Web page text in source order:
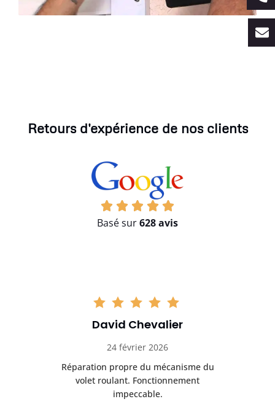
Retours d'expérience de nos clients
Basé sur628 avis
David Chevalier
24 février 2026
Réparation propre du mécanisme du
volet roulant. Fonctionnement
impeccable.